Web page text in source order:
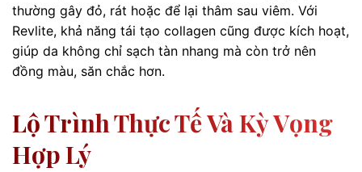
thường gây đỏ, rát hoặc để lại thâm sau viêm. Với
Revlite, khả năng tái tạo collagen cũng được kích hoạt,
giúp da không chỉ sạch tàn nhang mà còn trở nên
đồng màu, săn chắc hơn.
Lộ Trình Thực Tế Và Kỳ Vọng
Hợp Lý